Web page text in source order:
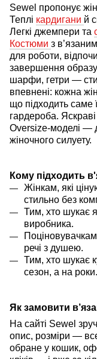
Sewel пропонує
Теплі кардигани й
Легкі джемпери та
Костюми з
для роботи,
завершення
шарфи, гетри —
впевнені: кожна
що підходить саме
гардероба.
Oversize-моделі —
жіночного силуету.
Кому підходить
Жінкам, які
стильно без
Тим, хто шукає
виробника.
речі з душею.
Тим, хто шукає
сезон, а на роки.
Як замовити
На сайті Sewel
опис, розміри —
обране у кошик,